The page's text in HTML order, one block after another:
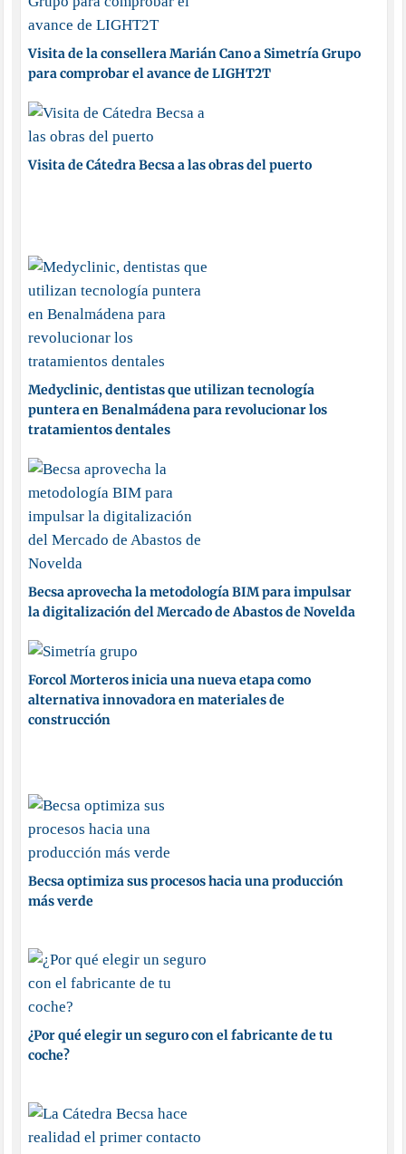
Visita de la consellera Marián Cano a Simetría Grupo
para comprobar el avance de LIGHT2T
Visita de Cátedra Becsa a las obras del puerto
Medyclinic, dentistas que utilizan tecnología
puntera en Benalmádena para revolucionar los
tratamientos dentales
Becsa aprovecha la metodología BIM para impulsar
la digitalización del Mercado de Abastos de Novelda
Forcol Morteros inicia una nueva etapa como
alternativa innovadora en materiales de
construcción
Becsa optimiza sus procesos hacia una producción
más verde
¿Por qué elegir un seguro con el fabricante de tu
coche?